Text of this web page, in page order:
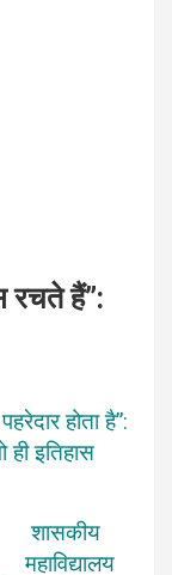
रचते हैं”:
होता है”:
इतिहास
शासकीय
महाविद्यालय